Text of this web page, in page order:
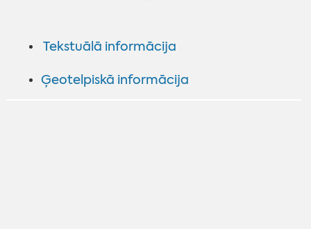
Tekstuālā informācija
Ģeotelpiskā informācija